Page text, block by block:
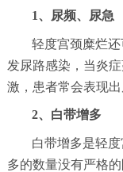
1、尿频、尿急
轻度宫颈糜烂
发尿路感染，当炎
激，患者常会表现出
2、白带增多
白带增多是轻
多的数量没有严格